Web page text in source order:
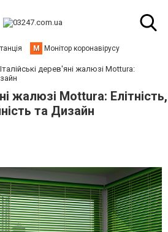
М Монітор коронавірусу
Італійські дерев'яні жалюзі Mottura:
жалюзі Mottura: Елітність,
та Дизайн